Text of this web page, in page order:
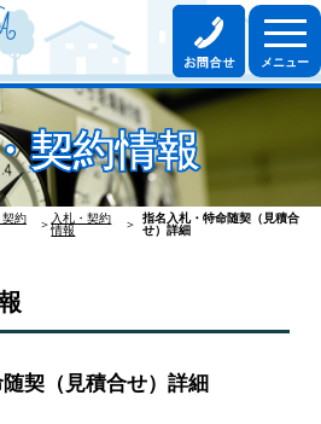
契約情報
契約
＞入札・契約
情報
＞
指名入札・特命随契（見積合
せ）詳細
契（見積合せ）詳細